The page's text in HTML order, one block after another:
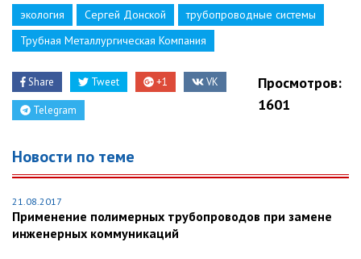
экология Сергей Донской
трубопроводные системы
Трубная Металлургическая Компания
Share Tweet +1 VK
Telegram
Просмотров:
1601
Новости по теме
21.08.2017
Применение полимерных трубопроводов при замене
инженерных коммуникаций